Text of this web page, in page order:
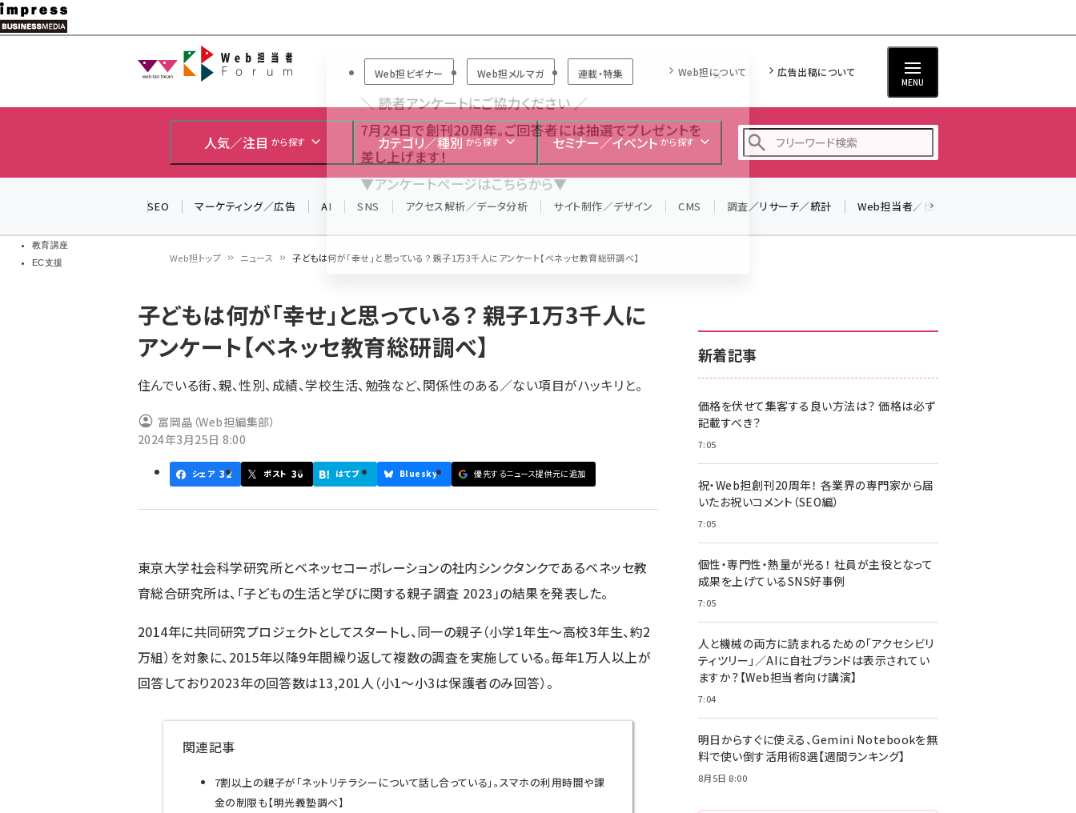
メ
イ
教育講座
EC支援
Web担当者Forum
Web担ビギナー Web担メルマガ 連載・特集 Web担について 広告出稿について
MENU
人気／注目 から探す カテゴリ／種別 から探す セミナー／イベント から探す
z世代 (1617)
meo (1274)
SEO マーケティング／広告 AI SNS アクセス解析／データ分析 サイト制作／デザイン CMS 調査／リサーチ／統計 Web担当者／仕事
ン
く
ず
Web担トップ ニュース 子どもは何が「幸せ」と思っている？ 親子1万3千人にアンケート【ベネッセ教育総研調べ】
子どもは何が「幸せ」と思っている？ 親子1万3千人に
アンケート【ベネッセ教育総研調べ】
住んでいる街、親、性別、成績、学校生活、勉強など、関係性のある／ない項目がハッキリと。
冨岡晶（Web担編集部）
2024年3月25日 8:00
シェア 32 ポスト 36 はてブ Bluesky 優先するニュース提供元に追加
東京大学社会科学研究所とベネッセコーポレーションの社内シンクタンクであるベネッセ教
育総合研究所は、「子どもの生活と学びに関する親子調査 2023」の結果を発表した。
2014年に共同研究プロジェクトとしてスタートし、同一の親子（小学1年生～高校3年生、約2
万組）を対象に、2015年以降9年間繰り返して複数の調査を実施している。毎年1万人以上が
回答しており2023年の回答数は13,201人（小1～小3は保護者のみ回答）。
関連記事
7割以上の親子が「ネットリテラシーについて話し合っている」。スマホの利用時間や課
金の制限も【明光義塾調べ】
新着記事
価格を伏せて集客する良い方法は？ 価格は必ず
記載すべき？
7:05
祝・Web担創刊20周年！ 各業界の専門家から届
いたお祝いコメント（SEO編）
7:05
個性・専門性・熱量が光る！ 社員が主役となって
成果を上げているSNS好事例
7:05
人と機械の両方に読まれるための「アクセシビリ
ティツリー」／AIに自社ブランドは表示されてい
ますか？【Web担当者向け講演】
7:04
明日からすぐに使える、Gemini Notebookを無
料で使い倒す活用術8選【週間ランキング】
8月5日 8:00
＼ 読者アンケートにご協力ください ／
7月24日で創刊20周年。ご回答者には抽選でプレゼントを
差し上げます！
▼アンケートページはこちらから▼